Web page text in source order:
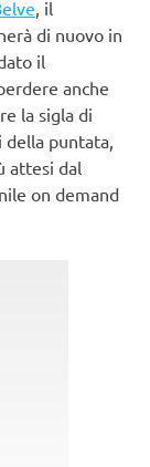
, il
di nuovo in
il
anche
la sigla di
puntata,
attesi dal
on demand